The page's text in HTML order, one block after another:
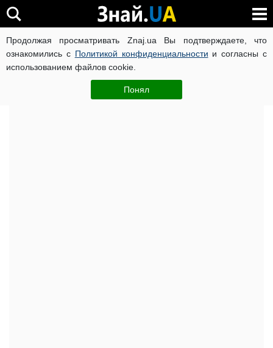
Продолжая просматривать Znaj.ua Вы подтверждаете, что
ознакомились с Политикой конфиденциальности и согласны с
использованием файлов cookie.
Понял
ВОЙНА РОССИИ ПРОТИВ УКРАИНЫ КОРОНАВИРУС В
ЧИТАТИ УКРАЇНСЬКОЮ